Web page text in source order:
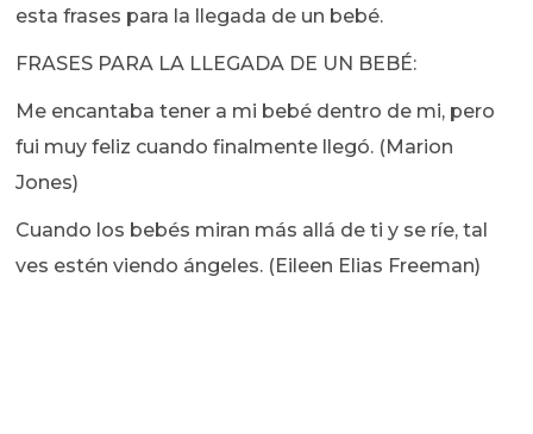
esta frases para la llegada de un bebé.
FRASES PARA LA LLEGADA DE UN BEBÉ:
Me encantaba tener a mi bebé dentro de mi, pero
fui muy feliz cuando finalmente llegó. (Marion
Jones)
Cuando los bebés miran más allá de ti y se ríe, tal
ves estén viendo ángeles. (Eileen Elias Freeman)